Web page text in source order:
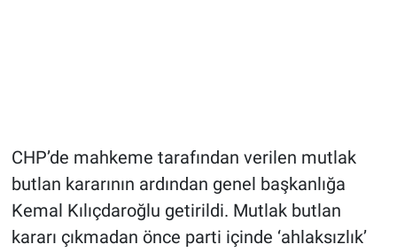
CHP’de mahkeme tarafından verilen mutlak
butlan kararının ardından genel başkanlığa
Kemal Kılıçdaroğlu getirildi. Mutlak butlan
kararı çıkmadan önce parti içinde ‘ahlaksızlık’